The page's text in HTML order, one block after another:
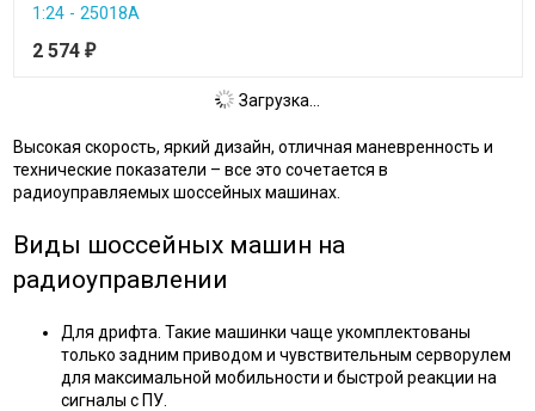
1:24 - 25018A
2 574 ₽
Загрузка...
Высокая скорость, яркий дизайн, отличная маневренность и
технические показатели – все это сочетается в
радиоуправляемых шоссейных машинах.
Виды шоссейных машин на
радиоуправлении
Для дрифта. Такие машинки чаще укомплектованы
только задним приводом и чувствительным серворулем
для максимальной мобильности и быстрой реакции на
сигналы с ПУ.